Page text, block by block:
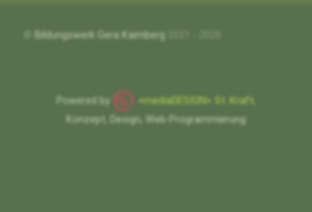
Bildungswerk Gera Kaimberg
Powered by
<mediaDESIGN> St. Kraft,
Konzept, Design, Web-Programmierung